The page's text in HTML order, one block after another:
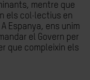
mentre que
els col·lectius en
Espanya, ens unim
el Govern per
que compleixin els